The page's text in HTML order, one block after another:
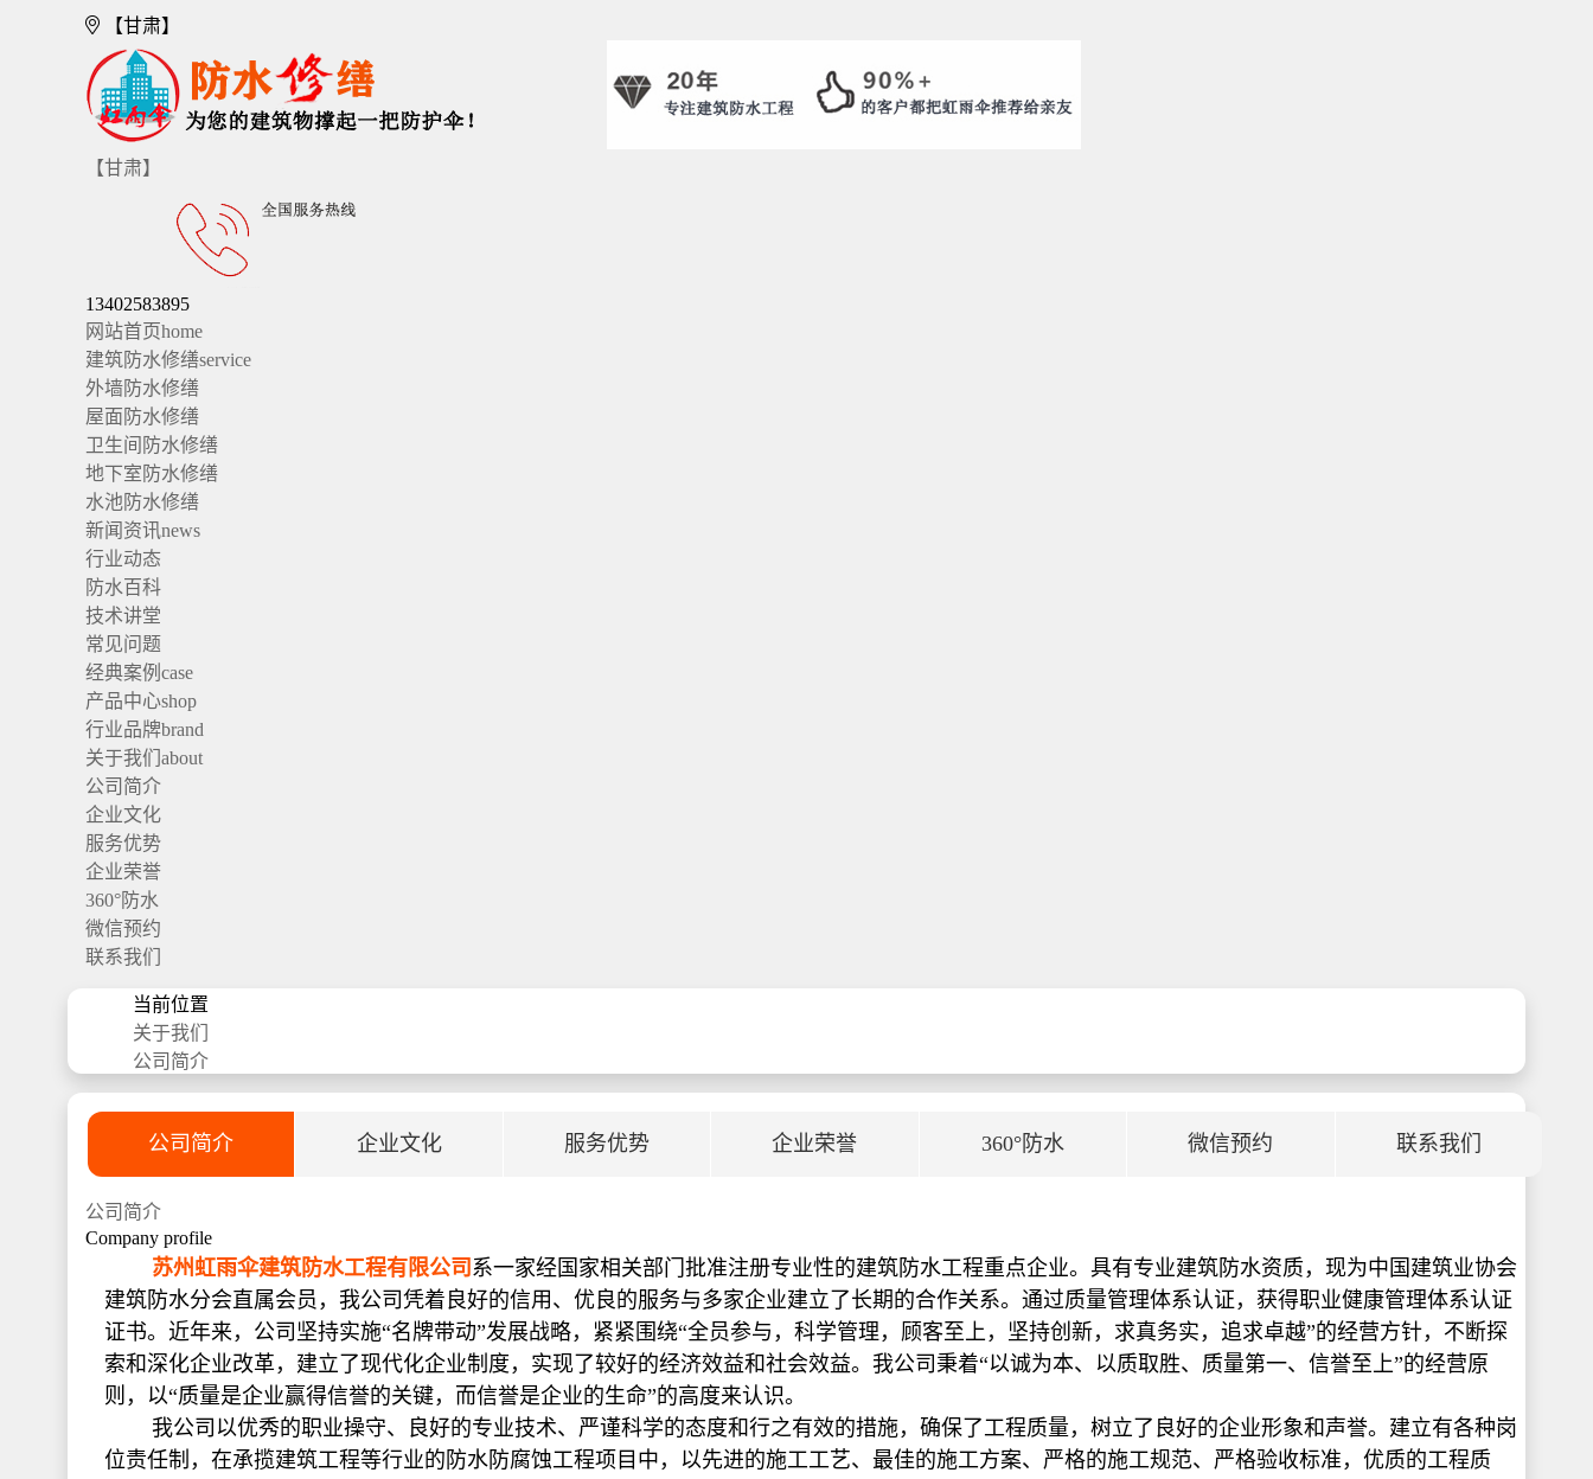
【甘肃】
【甘肃】
13402583895
网站首页home
建筑防水修缮service
外墙防水修缮
屋面防水修缮
卫生间防水修缮
地下室防水修缮
水池防水修缮
新闻资讯news
行业动态
防水百科
技术讲堂
常见问题
经典案例 case
产品中心shop
行业品牌brand
关于我们 about
公司简介
企业文化
服务优势
企业荣誉
360°防水
微信预约
联系我们
当前位置
关于我们
公司简介
公司简介 企业文化 服务优势 企业荣誉 360°防水 微信预约 联系我们
公司简介
Company profile
苏州虹雨伞建筑防水工程有限公司 系一家经国家相关部门批准注册专业性的建筑防水工程重点企业。具有专业建筑防水资质，现为中国建筑业协会
建筑防水分会直属会员，我公司凭着良好的信用、优良的服务与多家企业建立了长期的合作关系。通过质量管理体系认证，获得职业健康管理体系认证
证书。近年来，公司坚持实施“名牌带动”发展战略，紧紧围绕“全员参与，科学管理，顾客至上，坚持创新，求真务实，追求卓越”的经营方针，不断探
索和深化企业改革，建立了现代化企业制度，实现了较好的经济效益和社会效益。我公司秉着“以诚为本、以质取胜、质量第一、信誉至上”的经营原
则，以“质量是企业赢得信誉的关键，而信誉是企业的生命”的高度来认识。
我公司以优秀的职业操守、良好的专业技术、严谨科学的态度和行之有效的措施，确保了工程质量，树立了良好的企业形象和声誉。建立有各种岗
位责任制，在承揽建筑工程等行业的防水防腐蚀工程项目中，以先进的施工工艺、最佳的施工方案、严格的施工规范、严格验收标准，优质的工程质